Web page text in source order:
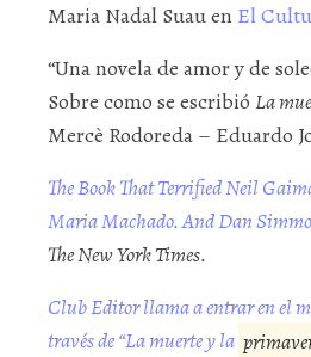
Maria Nadal Suau en El
“Una novela de amor y de
Sobre como se escribió La
Mercè Rodoreda – Eduardo
The Book That Terrified Neil
Maria Machado. And Dan
The New York Times.
Club Editor llama a entrar en el
través de “La muerte y la